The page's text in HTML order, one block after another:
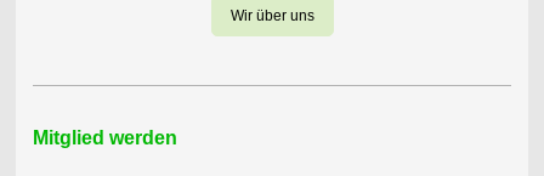
Wir über uns
Mitglied werden